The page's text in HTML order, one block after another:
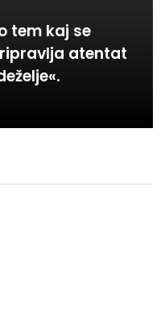
tem kaj se
atentat